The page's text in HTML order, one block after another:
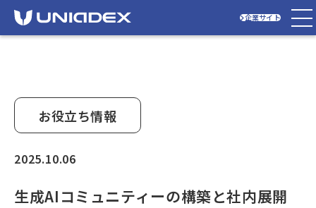
企業サイト
お役立ち情報
2025.10.06
生成AIコミュニティーの構築と社内展開